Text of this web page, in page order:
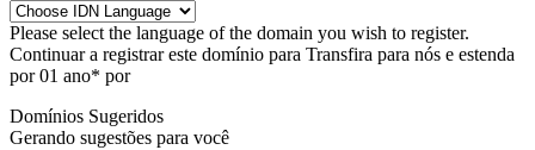
Please select the language of the domain you wish to register.
Continuar a registrar este domínio para Transfira para nós e estenda
por 01 ano* por
Domínios Sugeridos
Gerando sugestões para você